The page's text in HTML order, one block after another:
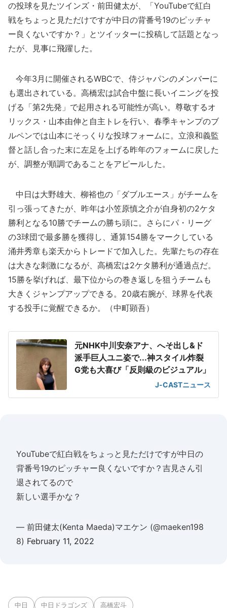
の投球を見たツインズ・前田健太が、「YouTubeで紅白
戦をちょっと見ただけですが中日の背番号19のピッチャ
ー良くないですか？」とツイッターに投稿して話題となっ
たが、見事に飛躍した。
今年3月に開催されるWBCで、侍ジャパンのメンバーに
も選出されている。高橋宏は試合中盤に長いイニングを投
げる「第2先発」で起用される可能性が高い。尊敬するオ
リックス・山本由伸と自主トレを行い、春季キャンプのブ
ルペンでは山本にそっくりな投球フォームに。立浪和義監
督と話し合った末に左足を上げる昨年のフォームに戻した
が、調整が順調であることをアピールした。
中日は大野雄大、柳裕也の「ダブルエース」がチームを
引っ張ってきたが、昨年は小笠原慎之介が自身初の2ケタ
勝利となる10勝でチームの勝ち頭に。さらにパ・リーグ
の3球団で最多勝を獲得し、通算154勝をマークしている
涌井秀章も楽天からトレードで加入した。先輩たちの存在
は大きな刺激になるが、高橋宏は2ケタ勝利が通過点だ。
15勝を挙げれば、最下位からの巻き返しを狙うチームも
大きくジャンプアップできる。20歳右腕が、球界を代表
する投手に覚醒できるか。（中町顕吾）
元NHK中川安奈アナ、へそ出し&ド
派手巨人ユニ姿で...神スタイル炸裂
G党も大喜び「反則級のビジュアル」
J-CASTニュース
YouTubeで紅白戦をちょっと見ただけですが中日の
背番号19のピッチャー良くないですか？吉見さん引
退されてるので
新しい選手かな？
— 前田健太(Kenta Maeda)マエケン (@maeken198
8) February 11, 2022
中日 中日ドラゴンズ 高橋宏斗